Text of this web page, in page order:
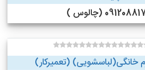
(چالوس )
خانگی(لباسشویی) (تعمیرکار)